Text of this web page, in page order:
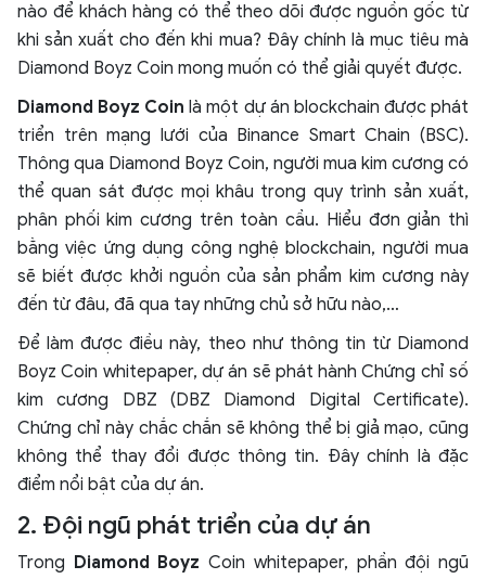
nào để khách hàng có thể theo dõi được nguồn gốc từ
khi sản xuất cho đến khi mua? Đây chính là mục tiêu mà
Diamond Boyz Coin mong muốn có thể giải quyết được.
Diamond Boyz Coin là một dự án blockchain được phát
triển trên mạng lưới của Binance Smart Chain (BSC).
Thông qua Diamond Boyz Coin, người mua kim cương có
thể quan sát được mọi khâu trong quy trình sản xuất,
phân phối kim cương trên toàn cầu. Hiểu đơn giản thì
bằng việc ứng dụng công nghệ blockchain, người mua
sẽ biết được khởi nguồn của sản phẩm kim cương này
đến từ đâu, đã qua tay những chủ sở hữu nào,…
Để làm được điều này, theo như thông tin từ Diamond
Boyz Coin whitepaper, dự án sẽ phát hành Chứng chỉ số
kim cương DBZ (DBZ Diamond Digital Certificate).
Chứng chỉ này chắc chắn sẽ không thể bị giả mạo, cũng
không thể thay đổi được thông tin. Đây chính là đặc
điểm nổi bật của dự án.
2. Đội ngũ phát triển của dự án
Trong Diamond Boyz Coin whitepaper, phần đội ngũ